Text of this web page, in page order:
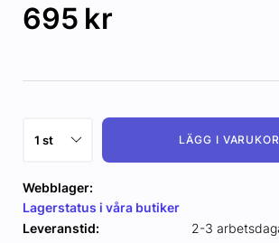
695 kr
LÄGG I
Webblager:
Lagerstatus i våra butiker
Leveranstid:
2-3